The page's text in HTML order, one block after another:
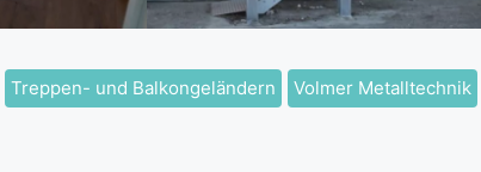
Treppen- und Balkongeländern Volmer Metalltechnik